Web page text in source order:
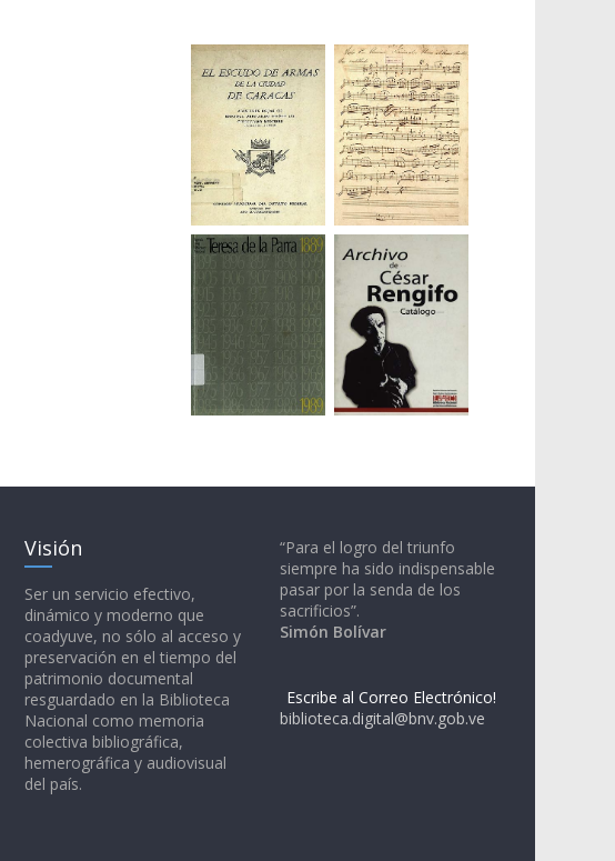
Visión
Ser un servicio efectivo,
dinámico y moderno que
coadyuve, no sólo al acceso y
preservación en el tiempo del
patrimonio documental
resguardado en la Biblioteca
Nacional como memoria
colectiva bibliográfica,
hemerográfica y audiovisual
del país.
“Para el logro del triunfo
siempre ha sido indispensable
pasar por la senda de los
sacrificios”.
Simón Bolívar
Escribe al Correo Electrónico!
biblioteca.digital@bnv.gob.ve